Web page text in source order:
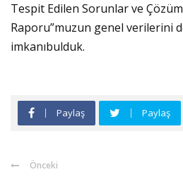
Tespit Edilen Sorunlar ve
Raporu”muzun genel verilerini
imkanıbulduk.
Paylaş Paylaş
Önceki